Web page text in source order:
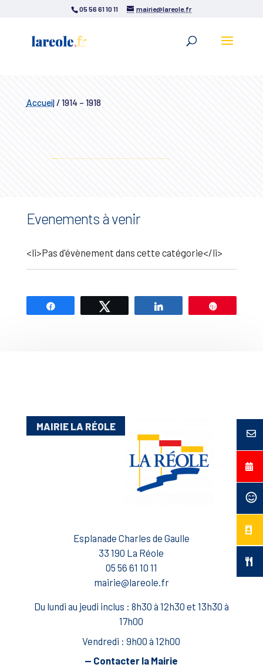
05 56 61 10 11 mairie@lareole.fr
Accueil/1914 – 1918
Evenements à venir
<li>Pas d'évènement dans cette catégorie</li>
MAIRIE LA RÉOLE
Esplanade Charles de Gaulle
33 190 La Réole
05 56 61 10 11
mairie@lareole.fr
Du lundi au jeudi inclus : 8h30 à 12h30 et 13h30 à
17h00
Vendredi : 9h00 à 12h00
— Contacter la Mairie